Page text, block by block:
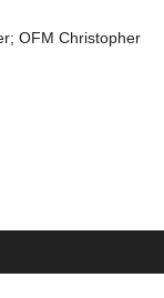
OFM Christopher